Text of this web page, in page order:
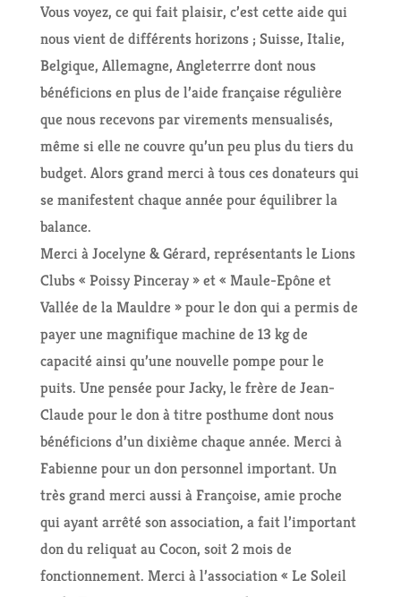
Vous voyez, ce qui fait plaisir, c’est cette aide qui
nous vient de différents horizons ; Suisse, Italie,
Belgique, Allemagne, Angleterrre dont nous
bénéficions en plus de l’aide française régulière
que nous recevons par virements mensualisés,
même si elle ne couvre qu’un peu plus du tiers du
budget. Alors grand merci à tous ces donateurs qui
se manifestent chaque année pour équilibrer la
balance.
Merci à Jocelyne & Gérard, représentants le Lions
Clubs « Poissy Pinceray » et « Maule-Epône et
Vallée de la Mauldre » pour le don qui a permis de
payer une magnifique machine de 13 kg de
capacité ainsi qu’une nouvelle pompe pour le
puits. Une pensée pour Jacky, le frère de Jean-
Claude pour le don à titre posthume dont nous
bénéficions d’un dixième chaque année. Merci à
Fabienne pour un don personnel important. Un
très grand merci aussi à Françoise, amie proche
qui ayant arrêté son association, a fait l’important
don du reliquat au Cocon, soit 2 mois de
fonctionnement. Merci à l’association « Le Soleil